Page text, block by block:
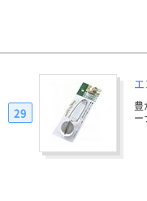
豊
ー
29